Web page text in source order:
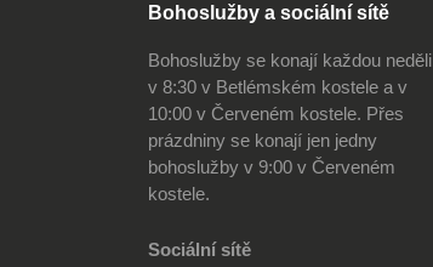
Bohoslužby a sociální sítě
Bohoslužby se konají každou neděli
v 8:30 v Betlémském kostele a v
10:00 v Červeném kostele. Přes
prázdniny se konají jen jedny
bohoslužby v 9:00 v Červeném
kostele.
Sociální sítě